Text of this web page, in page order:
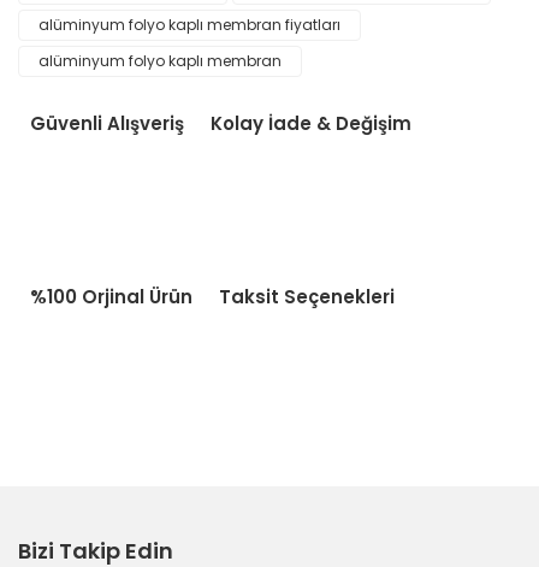
alüminyum folyo kaplı membran fiyatları
alüminyum folyo kaplı membran
Güvenli Alışveriş Kolay İade & Değişim
%100 Orjinal Ürün Taksit Seçenekleri
Bizi Takip Edin